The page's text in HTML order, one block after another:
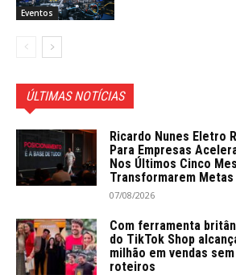
Eventos
ÚLTIMAS NOTÍCIAS
Ricardo Nunes Eletro
Para Empresas
Nos Últimos Cinco
Transformarem Metas
07/08/2026
Com ferramenta
do TikTok Shop
milhão em vendas
roteiros